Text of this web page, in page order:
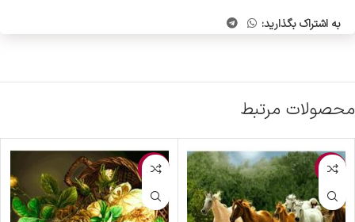
به اشتراک بگذارید:
محصولات مرتبط
-4%
-10%